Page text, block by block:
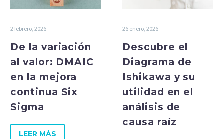
2 febrero, 2026
De la variación
al valor: DMAIC
en la mejora
continua Six
Sigma
LEER MÁS
26 enero, 2026
Descubre el
Diagrama de
Ishikawa y su
utilidad en el
análisis de
causa raíz